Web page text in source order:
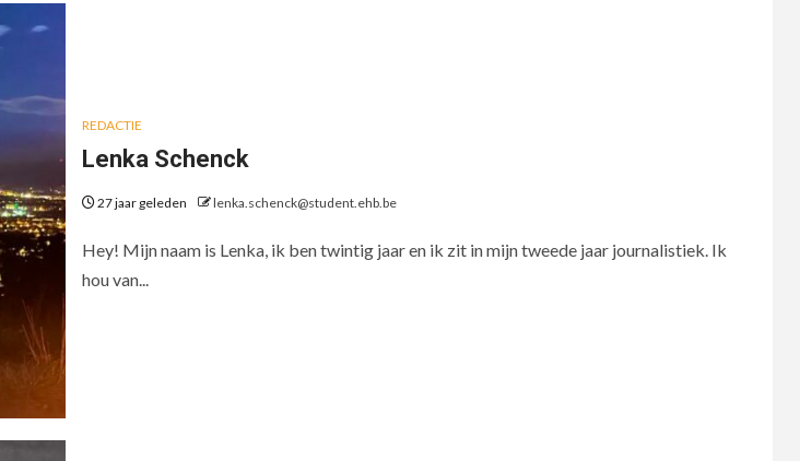
REDACTIE
Lenka Schenck
27 jaar geleden lenka.schenck@student.ehb.be
Hey! Mijn naam is Lenka, ik ben twintig jaar en ik zit in mijn tweede jaar journalistiek. Ik
hou van...